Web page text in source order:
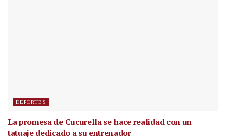
DEPORTES
La promesa de Cucurella se hace realidad con un
tatuaje dedicado a su entrenador